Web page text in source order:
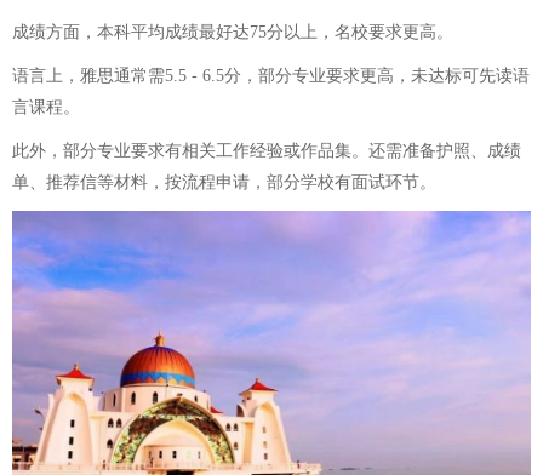
成绩方面，本科平均成绩最好达75分以上，名校要求更高。
语言上，雅思通常需5.5 - 6.5分，部分专业要求更高，未达标可先读语
言课程。
此外，部分专业要求有相关工作经验或作品集。还需准备护照、成绩
单、推荐信等材料，按流程申请，部分学校有面试环节。